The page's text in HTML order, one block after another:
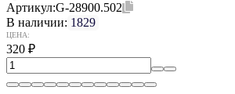
Артикул:G-28900.502
В наличии: 1829
ЦЕНА:
320 ₽